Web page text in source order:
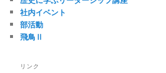
社内イベント
部活動
飛鳥Ⅱ
リンク